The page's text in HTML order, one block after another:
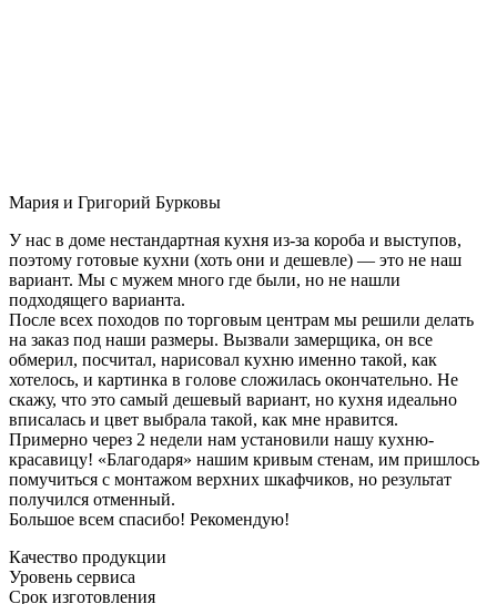
Мария и Григорий Бурковы
У нас в доме нестандартная кухня из-за короба и выступов,
поэтому готовые кухни (хоть они и дешевле) — это не наш
вариант. Мы с мужем много где были, но не нашли
подходящего варианта.
После всех походов по торговым центрам мы решили делать
на заказ под наши размеры. Вызвали замерщика, он все
обмерил, посчитал, нарисовал кухню именно такой, как
хотелось, и картинка в голове сложилась окончательно. Не
скажу, что это самый дешевый вариант, но кухня идеально
вписалась и цвет выбрала такой, как мне нравится.
Примерно через 2 недели нам установили нашу кухню-
красавицу! «Благодаря» нашим кривым стенам, им пришлось
помучиться с монтажом верхних шкафчиков, но результат
получился отменный.
Большое всем спасибо! Рекомендую!
Качество продукции
Уровень сервиса
Срок изготовления